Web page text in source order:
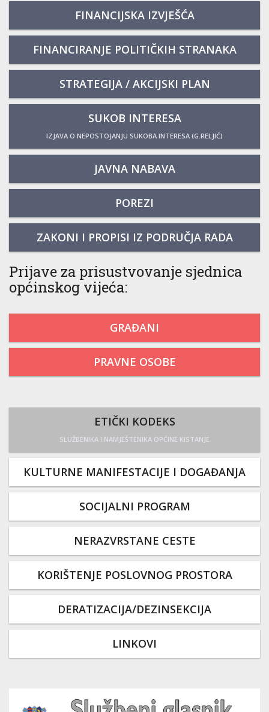
FINANCIJSKA IZVJEŠĆA
FINANCIRANJE POLITIČKIH STRANAKA
STRATEGIJA / AKCIJSKI PLAN
SUKOB INTERESA
IZJAVA O NEPOSTOJANJU SUKOBA INTERESA (G.RELJIĆ)
JAVNA NABAVA
POREZI
ZAKONI I PROPISI IZ PODRUČJA RADA
Prijave za prisustvovanje sjednica
općinskog vijeća:
GRAĐANI
PRAVNE OSOBE
ETIČKI KODEKS
SLUŽBENIKA I NAMJEŠTENIKA OPĆINE KISTANJE
KULTURNE MANIFESTACIJE I DOGAĐANJA
SOCIJALNI PROGRAM
NERAZVRSTANE CESTE
KORIŠTENJE POSLOVNOG PROSTORA
DERATIZACIJA/DEZINSEKCIJA
LINKOVI